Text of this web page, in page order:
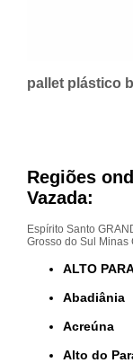
pallet plástico
Regiões
Vazada:
Espírito Santo
Grosso do Sul
Minas
ALTO
Abadiânia
Acreúna
Alto do